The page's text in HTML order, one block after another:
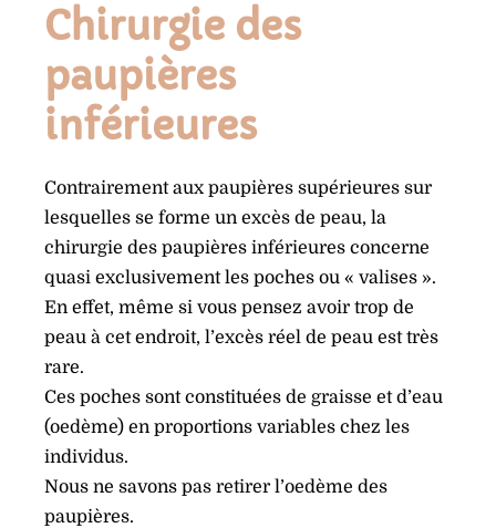
Chirurgie des
paupières
inférieures
Contrairement aux paupières supérieures sur
lesquelles se forme un excès de peau, la
chirurgie des paupières inférieures concerne
quasi exclusivement les poches ou « valises ».
En effet, même si vous pensez avoir trop de
peau à cet endroit, l’excès réel de peau est très
rare.
Ces poches sont constituées de graisse et d’eau
(oedème) en proportions variables chez les
individus.
Nous ne savons pas retirer l’oedème des
paupières.